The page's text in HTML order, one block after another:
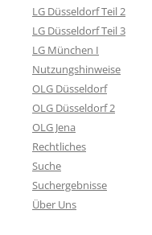
LG Düsseldorf Teil 2
LG Düsseldorf Teil 3
LG München I
Nutzungshinweise
OLG Düsseldorf
OLG Düsseldorf 2
OLG Jena
Rechtliches
Suche
Suchergebnisse
Über Uns